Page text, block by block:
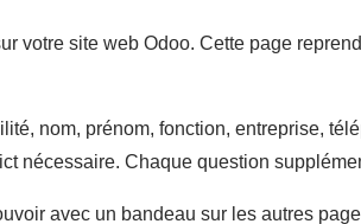
votre site web Odoo. Cette page
nom, prénom, fonction, entreprise,
nécessaire. Chaque question
avec un bandeau sur les autres